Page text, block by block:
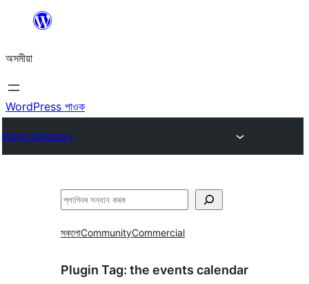
বিষয়বস্তুলৈ
যাওক
অসমীয়া
WordPress পাওক
Plugin Directory
সন্ধান
সকলোCommunityCommercial
Plugin Tag: the events calendar